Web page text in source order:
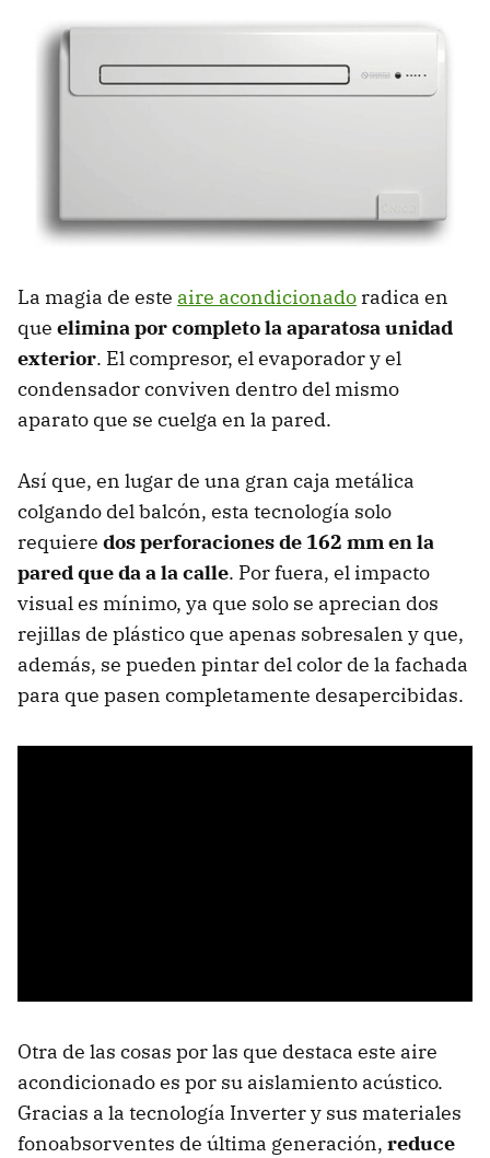
La magia de este aire acondicionado radica en
que elimina por completo la aparatosa unidad
exterior. El compresor, el evaporador y el
condensador conviven dentro del mismo
aparato que se cuelga en la pared.
Así que, en lugar de una gran caja metálica
colgando del balcón, esta tecnología solo
requiere dos perforaciones de 162 mm en la
pared que da a la calle. Por fuera, el impacto
visual es mínimo, ya que solo se aprecian dos
rejillas de plástico que apenas sobresalen y que,
además, se pueden pintar del color de la fachada
para que pasen completamente desapercibidas.
Otra de las cosas por las que destaca este aire
acondicionado es por su aislamiento acústico.
Gracias a la tecnología Inverter y sus materiales
fonoabsorventes de última generación, reduce